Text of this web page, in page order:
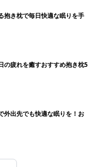
抱き枕で毎日快適な眠りを手
の疲れを癒すおすすめ抱き枕5
外出先でも快適な眠りを！お